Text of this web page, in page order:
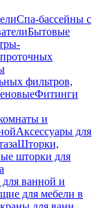
Спа-бассейны с
Бытовые
фильтров,
Фитинги
и
Аксессуары для
Шторки,
шторки для
ванной и
для мебели в